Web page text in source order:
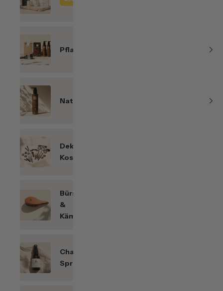
Pflanzenhaarfarben
Naturkosmetik
Dekorative
Kosmetik
Bürsten
&
Kämme
Chakren-
Sprays